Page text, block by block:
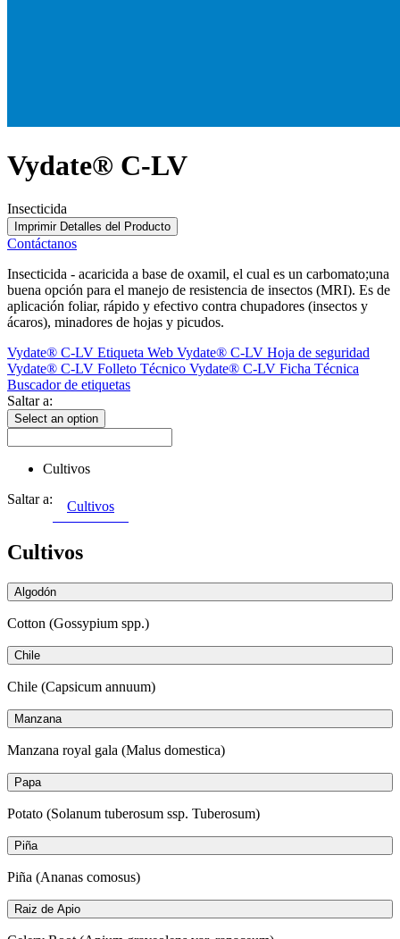
Vydate® C-LV
Insecticida
Imprimir Detalles del Producto
Contáctanos
Insecticida - acaricida a base de oxamil, el cual es un carbomato;una
buena opción para el manejo de resistencia de insectos (MRI). Es de
aplicación foliar, rápido y efectivo contra chupadores (insectos y
ácaros), minadores de hojas y picudos.
Vydate® C-LV Etiqueta Web Vydate® C-LV Hoja de seguridad
Vydate® C-LV Folleto Técnico Vydate® C-LV Ficha Técnica
Buscador de etiquetas
Saltar a:
Select an option
Cultivos
Saltar a:
Cultivos
Cultivos
Algodón
Cotton (Gossypium spp.)
Chile
Chile (Capsicum annuum)
Manzana
Manzana royal gala (Malus domestica)
Papa
Potato (Solanum tuberosum ssp. Tuberosum)
Piña
Piña (Ananas comosus)
Raiz de Apio